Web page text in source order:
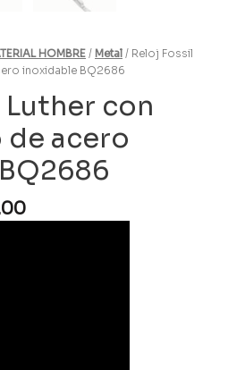
HOMBRE / Metal / Reloj Fossil
inoxidable BQ2686
Luther con
acero